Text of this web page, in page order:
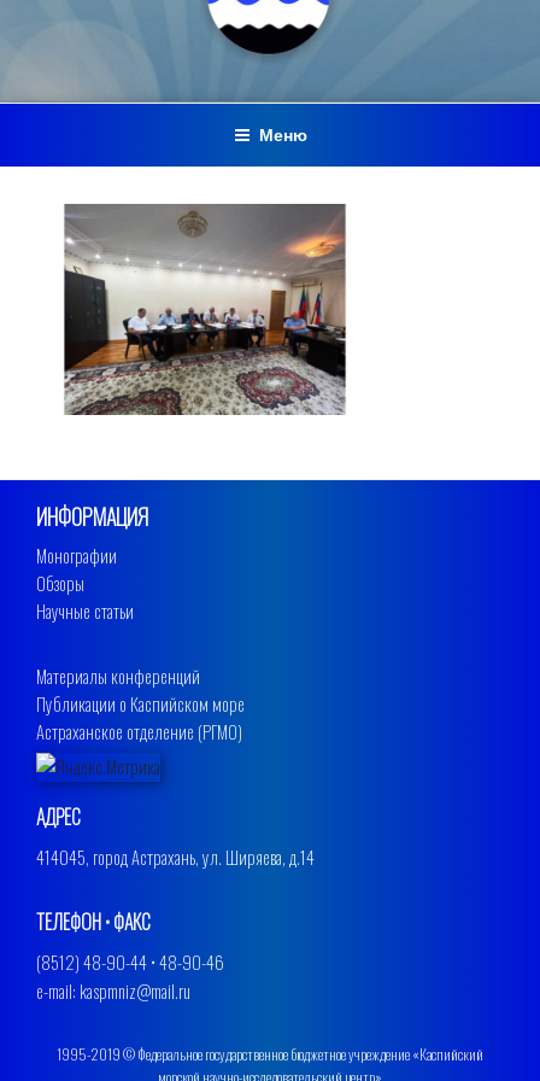
Меню
ИНФОРМАЦИЯ
Монографии
Обзоры
Научные статьи
Материалы конференций
Публикации о Каспийском море
Астраханское отделение (РГМО)
АДРЕС
414045, город Астрахань, ул. Ширяева, д.14
ТЕЛЕФОН • ФАКС
(8512) 48-90-44 • 48-90-46
e-mail: kaspmniz@mail.ru
1995-2019 © Федеральное государственное бюджетное учреждение «Каспийский